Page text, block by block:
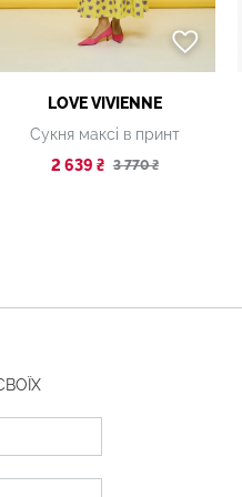
LOVE VIVIENNE
Сукня максі в принт
2 639 ₴ 3 770 ₴